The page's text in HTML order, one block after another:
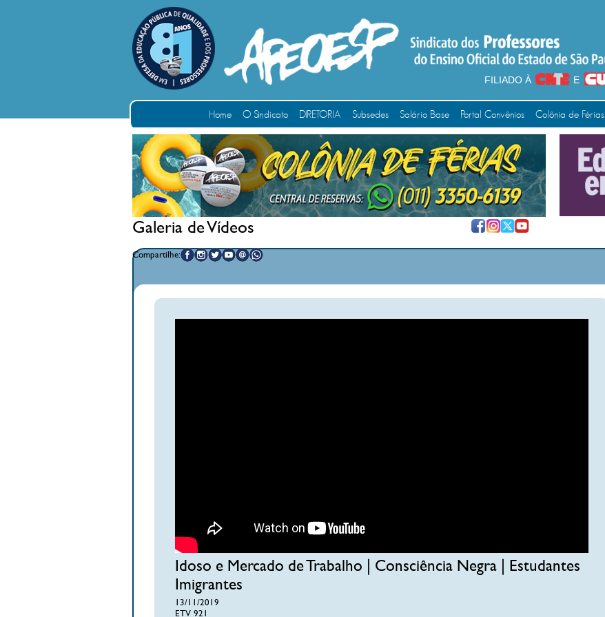
FILIADO À E
Home O Sindicato DIRETORIA Subsedes Salário Base Portal Convênios Colônia de Férias
Galeria de Vídeos
Compartilhe:
Idoso e Mercado de Trabalho | Consciência Negra | Estudantes
Imigrantes
13/11/2019
ETV 921